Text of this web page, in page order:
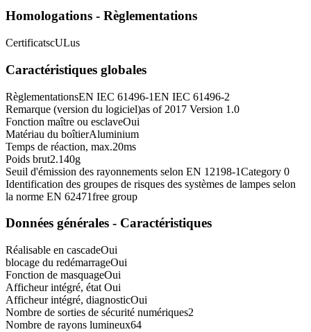
Homologations - Règlementations
CertificatscULus
Caractéristiques globales
RèglementationsEN IEC 61496-1EN IEC 61496-2
Remarque (version du logiciel)as of 2017 Version 1.0
Fonction maître ou esclaveOui
Matériau du boîtierAluminium
Temps de réaction, max.20ms
Poids brut2.140g
Seuil d'émission des rayonnements selon EN 12198-1Category 0
Identification des groupes de risques des systèmes de lampes selon
la norme EN 62471free group
Données générales - Caractéristiques
Réalisable en cascadeOui
blocage du redémarrageOui
Fonction de masquageOui
Afficheur intégré, état Oui
Afficheur intégré, diagnosticOui
Nombre de sorties de sécurité numériques2
Nombre de rayons lumineux64